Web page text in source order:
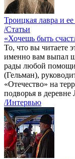
Троицкая лавра и
/Статьи
«Хочешь быть
То, что вы читаете
именно вам выпал
рады любой
(Гельман),
«Отечество» на
подворья в деревне
/Интервью